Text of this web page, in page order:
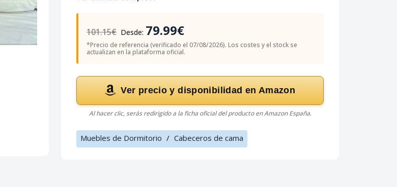
101.15€ Desde: 79.99€
*Precio de referencia (verificado el 07/08/2026). Los costes y el stock se
actualizan en la plataforma oficial.
Ver precio y disponibilidad en Amazon
Al hacer clic, serás redirigido a la ficha oficial del producto en Amazon España.
Muebles de Dormitorio / Cabeceros de cama